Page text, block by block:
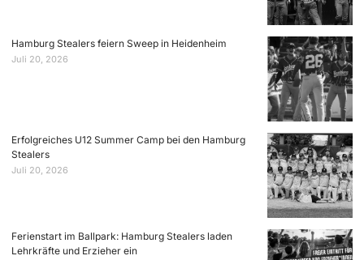
Hamburg Stealers feiern Sweep in Heidenheim
Juli 20, 2026
Erfolgreiches U12 Summer Camp bei den Hamburg
Stealers
Juli 20, 2026
Ferienstart im Ballpark: Hamburg Stealers laden
Lehrkräfte und Erzieher ein